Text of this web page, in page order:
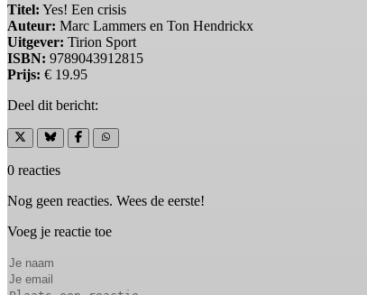
Titel: Yes! Een crisis
Auteur: Marc Lammers en Ton Hendrickx
Uitgever: Tirion Sport
ISBN: 9789043912815
Prijs: € 19.95
Deel dit bericht:
0 reacties
Nog geen reacties. Wees de eerste!
Voeg je reactie toe